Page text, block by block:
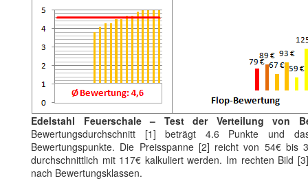
Edelstahl Feuerschale – Test der Verteilung von
Bewertungsdurchschnitt [1] beträgt 4.6 Punkte und
Bewertungspunkte. Die Preisspanne [2] reicht von 54€ bis
durchschnittlich mit 117€ kalkuliert werden. Im rechten Bild
nach Bewertungsklassen.